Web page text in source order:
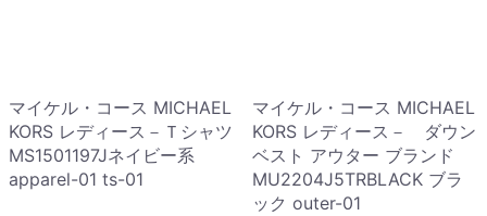
マイケル・コース MICHAEL
KORS レディース－Ｔシャツ
MS1501197Jネイビー系
apparel-01 ts-01
マイケル・コース MICHAEL
KORS レディース－ ダウン
ベスト アウター ブランド
MU2204J5TRBLACK ブラ
ック outer-01